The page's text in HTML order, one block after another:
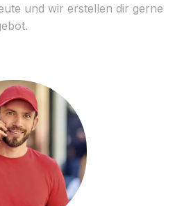
und wir erstellen dir gerne